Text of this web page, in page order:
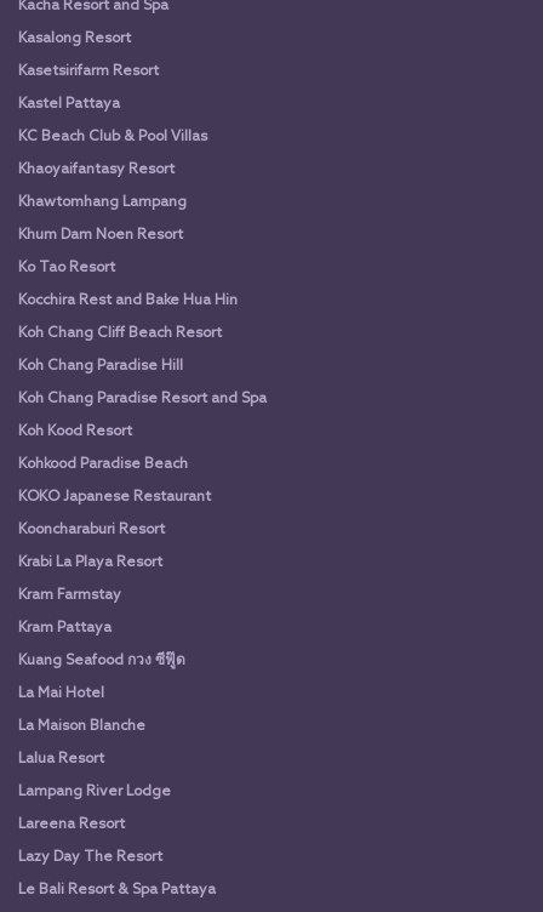
Kacha Resort and Spa
Kasalong Resort
Kasetsirifarm Resort
Kastel Pattaya
KC Beach Club & Pool Villas
Khaoyaifantasy Resort
Khawtomhang Lampang
Khum Dam Noen Resort
Ko Tao Resort
Kocchira Rest and Bake Hua Hin
Koh Chang Cliff Beach Resort
Koh Chang Paradise Hill
Koh Chang Paradise Resort and Spa
Koh Kood Resort
Kohkood Paradise Beach
KOKO Japanese Restaurant
Kooncharaburi Resort
Krabi La Playa Resort
Kram Farmstay
Kram Pattaya
Kuang Seafood กวง ซีฟู๊ด
La Mai Hotel
La Maison Blanche
Lalua Resort
Lampang River Lodge
Lareena Resort
Lazy Day The Resort
Le Bali Resort & Spa Pattaya